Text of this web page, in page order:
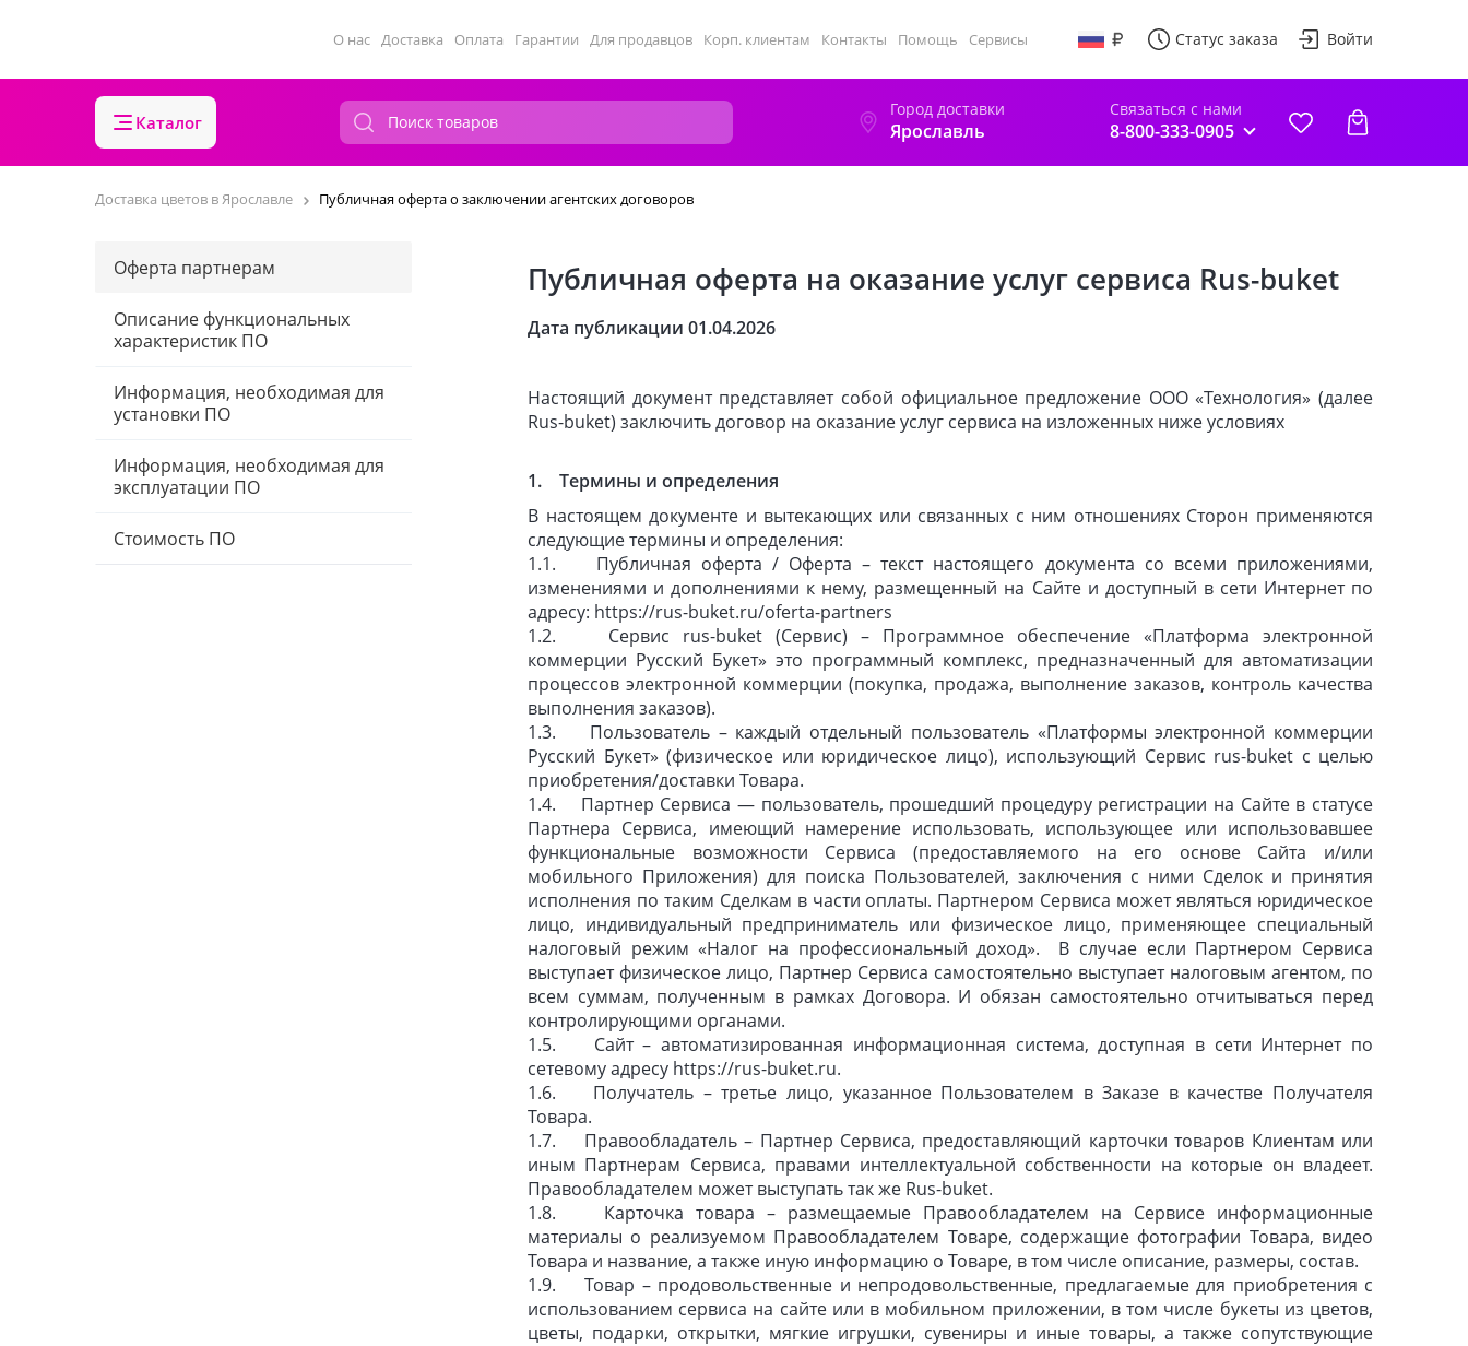
О нас Доставка Оплата Гарантии Для продавцов Корп. клиентам Контакты Помощь Сервисы Статус заказа Войти
Каталог
Город доставки
Ярославль
Связаться с нами
8-800-333-0905
Доставка цветов в Ярославле Публичная оферта о заключении агентских договоров
Оферта партнерам
Описание функциональных
характеристик ПО
Информация, необходимая для
установки ПО
Информация, необходимая для
эксплуатации ПО
Стоимость ПО
Публичная оферта на оказание услуг сервиса Rus-buket
Дата публикации 01.04.2026
Настоящий документ представляет собой официальное предложение ООО «Технология» (далее
Rus-buket) заключить договор на оказание услуг сервиса на изложенных ниже условиях
1. Термины и определения
В настоящем документе и вытекающих или связанных с ним отношениях Сторон применяются
следующие термины и определения:
1.1. Публичная оферта / Оферта – текст настоящего документа со всеми приложениями,
изменениями и дополнениями к нему, размещенный на Сайте и доступный в сети Интернет по
адресу: https://rus-buket.ru/oferta-partners
1.2. Сервис rus-buket (Сервис) – Программное обеспечение «Платформа электронной
коммерции Русский Букет» это программный комплекс, предназначенный для автоматизации
процессов электронной коммерции (покупка, продажа, выполнение заказов, контроль качества
выполнения заказов).
1.3. Пользователь – каждый отдельный пользователь «Платформы электронной коммерции
Русский Букет» (физическое или юридическое лицо), использующий Сервис rus-buket с целью
приобретения/доставки Товара.
1.4. Партнер Сервиса — пользователь, прошедший процедуру регистрации на Сайте в статусе
Партнера Сервиса, имеющий намерение использовать, использующее или использовавшее
функциональные возможности Сервиса (предоставляемого на его основе Сайта и/или
мобильного Приложения) для поиска Пользователей, заключения с ними Сделок и принятия
исполнения по таким Сделкам в части оплаты. Партнером Сервиса может являться юридическое
лицо, индивидуальный предприниматель или физическое лицо, применяющее специальный
налоговый режим «Налог на профессиональный доход». В случае если Партнером Сервиса
выступает физическое лицо, Партнер Сервиса самостоятельно выступает налоговым агентом, по
всем суммам, полученным в рамках Договора. И обязан самостоятельно отчитываться перед
контролирующими органами.
1.5. Сайт – автоматизированная информационная система, доступная в сети Интернет по
сетевому адресу https://rus-buket.ru.
1.6. Получатель – третье лицо, указанное Пользователем в Заказе в качестве Получателя
Товара.
1.7. Правообладатель – Партнер Сервиса, предоставляющий карточки товаров Клиентам или
иным Партнерам Сервиса, правами интеллектуальной собственности на которые он владеет.
Правообладателем может выступать так же Rus-buket.
1.8. Карточка товара – размещаемые Правообладателем на Сервисе информационные
материалы о реализуемом Правообладателем Товаре, содержащие фотографии Товара, видео
Товара и название, а также иную информацию о Товаре, в том числе описание, размеры, состав.
1.9. Товар – продовольственные и непродовольственные, предлагаемые для приобретения с
использованием сервиса на сайте или в мобильном приложении, в том числе букеты из цветов,
цветы, подарки, открытки, мягкие игрушки, сувениры и иные товары, а также сопутствующие